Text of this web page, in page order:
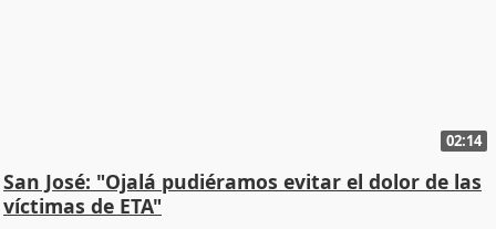
02:14
San José: "Ojalá pudiéramos evitar el dolor de las
víctimas de ETA"